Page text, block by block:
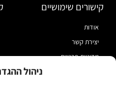
ניהול
קישורים שימושיים
אודות
יצירת קשר
מדיניות פרטיות